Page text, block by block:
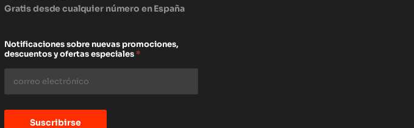
Gratis desde cualquier número en España
Notificaciones sobre nuevas promociones,
descuentos y ofertas especiales*
Suscribirse